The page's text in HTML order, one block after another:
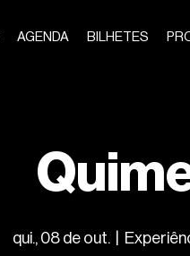
AGENDA BILHETES
qui., 08 de out.
  |